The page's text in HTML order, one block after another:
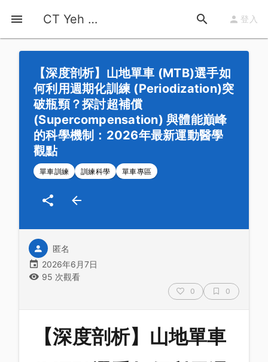
CT Yeh 公路車基地 登入
首頁 運動知識
【深度剖析】山地單車 (MTB)選手如
何利用週期化訓練 (Periodization)突
破瓶頸？探討超補償
(Supercompensation) 與體能巔峰
的科學機制：2026年最新運動醫學
觀點
單車訓練 訓練科學 單車專區
匿名
2026年6月7日
95 次觀看
0 0
【深度剖析】山地單車